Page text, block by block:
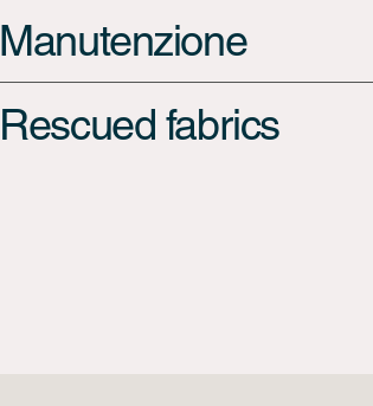
Manutenzione
Rescued fabrics